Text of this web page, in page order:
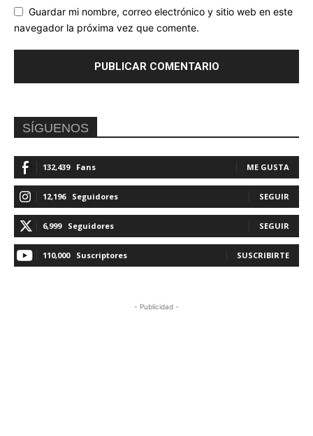
Guardar mi nombre, correo electrónico y sitio web en este
navegador la próxima vez que comente.
SÍGUENOS
132,439 Fans ME GUSTA
12,196 Seguidores SEGUIR
6,999 Seguidores SEGUIR
110,000 Suscriptores SUSCRIBIRTE
- Publicidad -